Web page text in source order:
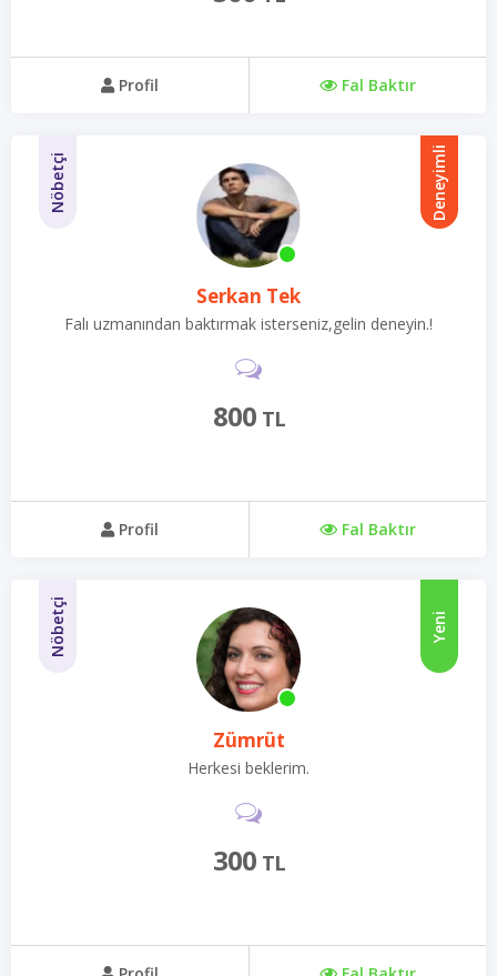
Profil Fal Baktır
Nöbetçi Deneyimli
Serkan Tek
Falı uzmanından baktırmak isterseniz,gelin deneyin.!
800 TL
Profil Fal Baktır
Nöbetçi Yeni
Zümrüt
Herkesi beklerim.
300 TL